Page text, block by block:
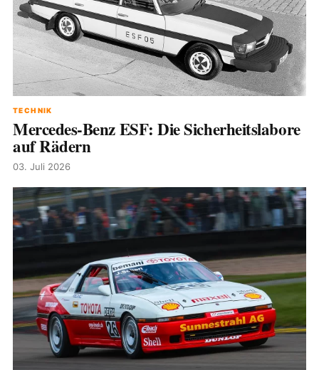
TECHNIK
Mercedes-Benz ESF: Die Sicherheitslabore
auf Rädern
03. Juli 2026